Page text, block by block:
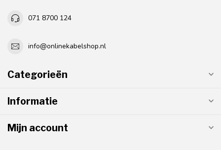
071 8700 124
info@onlinekabelshop.nl
Categorieën
Informatie
Mijn account